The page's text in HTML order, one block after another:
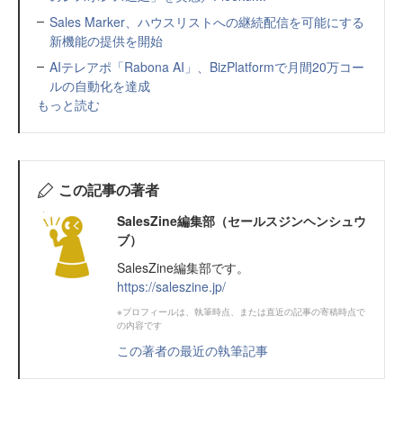
Sales Marker、ハウスリストへの継続配信を可能にする
新機能の提供を開始
AIテレアポ「Rabona AI」、BizPlatformで月間20万コー
ルの自動化を達成
もっと読む
この記事の著者
SalesZine編集部（セールスジンヘンシュウ
ブ）
SalesZine編集部です。
https://saleszine.jp/
※プロフィールは、執筆時点、または直近の記事の寄稿時点で
の内容です
この著者の最近の執筆記事